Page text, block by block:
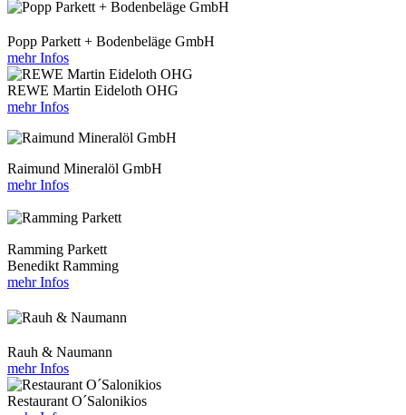
Popp Parkett + Bodenbeläge GmbH
mehr Infos
REWE Martin Eideloth OHG
mehr Infos
Raimund Mineralöl GmbH
mehr Infos
Ramming Parkett
Benedikt Ramming
mehr Infos
Rauh & Naumann
mehr Infos
Restaurant O´Salonikios